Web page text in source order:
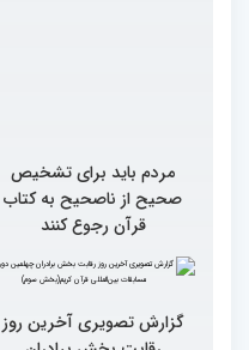
مردم باید برای تشخیص
صحیح از ناصحیح به کتاب
قرآن رجوع کنند